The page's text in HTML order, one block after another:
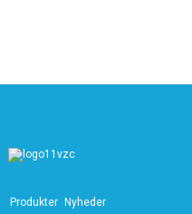
Produkter Nyheder